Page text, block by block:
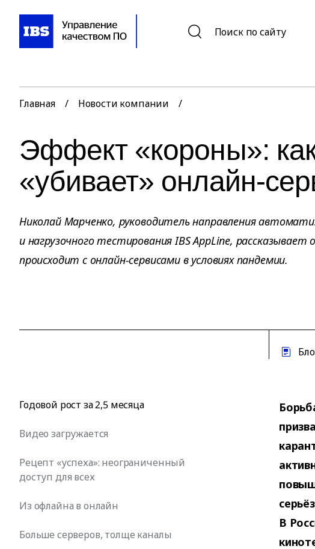
Поиск по сайту
Главная / Новости компании /
Эффект «короны»: как
«убивает» онлайн-
Николай Марченко, руководитель направления
и нагрузочного тестирования IBS AppLine,
происходит с онлайн-сервисами в условиях пандемии.
Годовой рост за 2,5 месяца
Видео загружается
Рецепт «успеха»: неограниченный
доступ для всех
Из офлайна в онлайн
Больше серверов, толще каналы
В